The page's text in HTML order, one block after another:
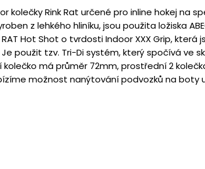
kolečky Rink Rat určené pro inline hokej na
z lehkého hliníku, jsou použita ložiska
Hot Shot o tvrdosti Indoor XXX Grip, která
použit tzv. Tri-Di systém, který spočívá ve
kolečko má průměr 72mm, prostřední 2
možnost nanýtování podvozků na boty